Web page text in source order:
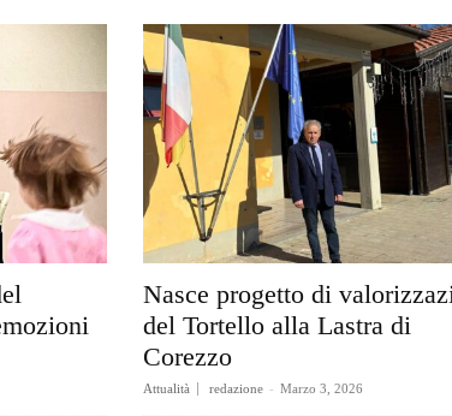
Nasce progetto di
del Tortello alla Lastra di
Corezzo
Attualità redazione - Marzo 3, 2026